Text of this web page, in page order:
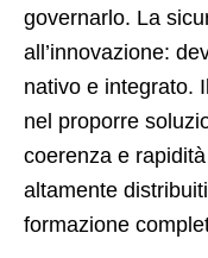
governarlo. La
all’innovazione:
nativo e integrato.
nel proporre
coerenza e
altamente
formazione